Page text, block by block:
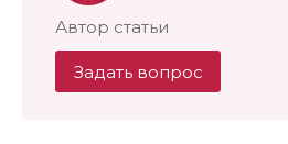
Автор статьи
Задать вопрос